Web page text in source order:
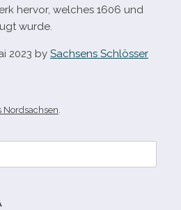
her­vor, wel­ches 1606 und
wurde.
2023 by Sachsens Schlösser
Nordsachsen